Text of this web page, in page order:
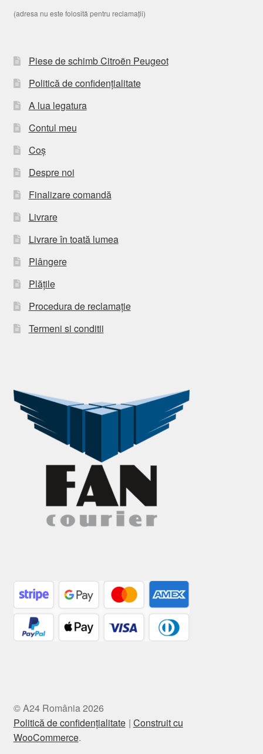
(adresa nu este folosită pentru reclamații)
Piese de schimb Citroën Peugeot
Politică de confidențialitate
A lua legatura
Contul meu
Coș
Despre noi
Finalizare comandă
Livrare
Livrare în toată lumea
Plângere
Plățile
Procedura de reclamație
Termeni si conditii
© A24 România 2026
Politică de confidențialitate Construit cu
WooCommerce.